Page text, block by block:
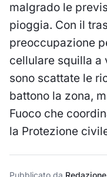
malgrado le
pioggia. Con il
preoccupazione
cellulare squilla a
sono scattate le
battono la zona,
Fuoco che
la Protezione